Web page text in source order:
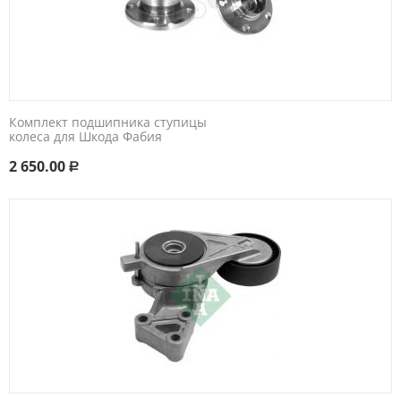
Комплект подшипника ступицы
колеса для Шкода Фабия
2 650.00 Р